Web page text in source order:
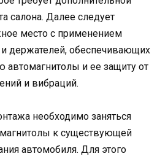
салона. Далее следует
место с применением
держателей, обеспечивающих
и ее защиту от
и вибраций.
необходимо заняться
к существующей
автомобиля. Для этого